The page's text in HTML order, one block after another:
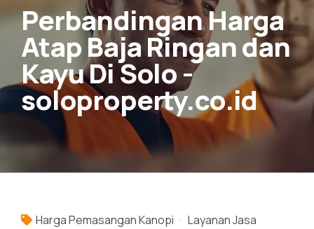
Perbandingan Harga
Atap Baja Ringan dan
Kayu Di Solo -
soloproperty.co.id
Harga Pemasangan Kanopi
Layanan Jasa